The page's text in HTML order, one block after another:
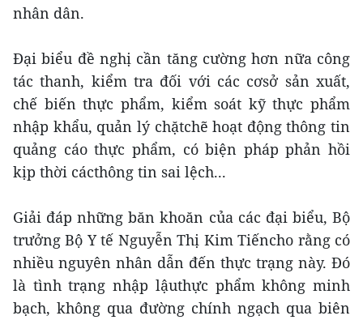
nhân dân.
Đại biểu đề nghị cần tăng cường hơn nữa công
tác thanh, kiểm tra đối với các cơsở sản xuất,
chế biến thực phẩm, kiểm soát kỹ thực phẩm
nhập khẩu, quản lý chặtchẽ hoạt động thông tin
quảng cáo thực phẩm, có biện pháp phản hồi
kịp thời cácthông tin sai lệch...
Giải đáp những băn khoăn của các đại biểu, Bộ
trưởng Bộ Y tế Nguyễn Thị Kim Tiếncho rằng có
nhiều nguyên nhân dẫn đến thực trạng này. Đó
là tình trạng nhập lậuthực phẩm không minh
bạch, không qua đường chính ngạch qua biên